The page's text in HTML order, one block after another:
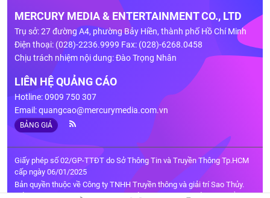
MERCURY MEDIA & ENTERTAINMENT CO., LTD
Trụ sở: 27 đường A4, phường Bảy Hiền, thành phố Hồ Chí Minh
Điện thoại: (028)-2236.9999 Fax: (028)-6268.0458
Chịu trách nhiệm nội dung: Đào Trọng Nhân
LIÊN HỆ QUẢNG CÁO
Hotline: 0909 750 307
Email:quangcao@mercurymedia.com.vn
BẢNG GIÁ
Giấy phép số 02/GP-TTĐT do Sở Thông Tin và Truyền Thông Tp.HCM
cấp ngày 06/01/2025
Bản quyền thuộc về Công ty TNHH Truyền thông và giải trí Sao Thủy.
Cấm sao chép dưới mọi hình thức nếu không có sự chấp thuận bằng